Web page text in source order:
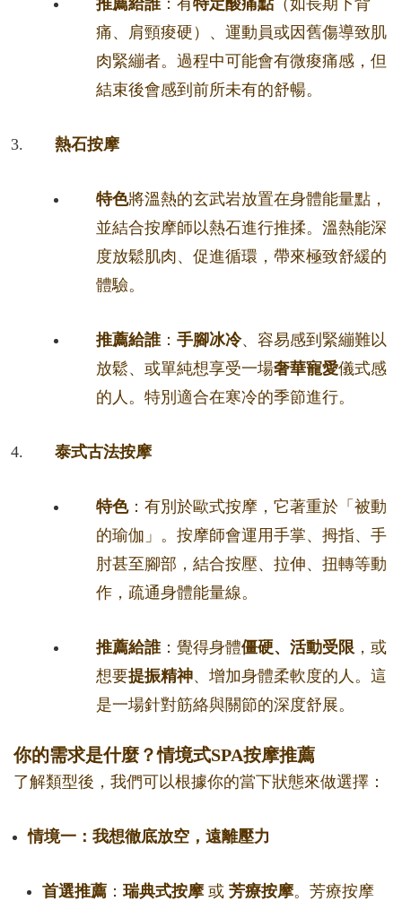
推薦給誰：有特定酸痛點（如長期下背
痛、肩頸痠硬）、運動員或因舊傷導致肌
肉緊繃者。過程中可能會有微痠痛感，但
結束後會感到前所未有的舒暢。
熱石按摩
特色將溫熱的玄武岩放置在身體能量點，
並結合按摩師以熱石進行推揉。溫熱能深
度放鬆肌肉、促進循環，帶來極致舒緩的
體驗。
推薦給誰： 手腳冰冷、容易感到緊繃難以
放鬆、或單純想享受一場奢華寵愛儀式感
的人。特別適合在寒冷的季節進行。
泰式古法按摩
特色：有別於歐式按摩，它著重於「被動
的瑜伽」。按摩師會運用手掌、拇指、手
肘甚至腳部，結合按壓、拉伸、扭轉等動
作，疏通身體能量線。
推薦給誰：覺得身體僵硬、活動受限 ，或
想要提振精神、增加身體柔軟度的人。這
是一場針對筋絡與關節的深度舒展。
你的需求是什麼？情境式SPA按摩推薦
了解類型後，我們可以根據你的當下狀態來做選擇：
情境一：我想徹底放空，遠離壓力
首選推薦 ： 瑞典式按摩或 芳療按摩。芳療按摩